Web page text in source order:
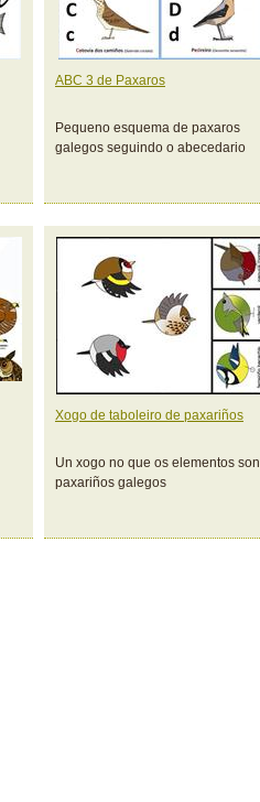
ABC 3 de Paxaros
Pequeno esquema de paxaros
galegos seguindo o abecedario
Xogo de taboleiro de paxariños
Un xogo no que os elementos son
paxariños galegos